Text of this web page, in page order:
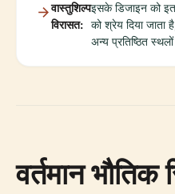
वास्तुशिल्प
विरासत:
इसके डिजाइन को
को श्रेय दिया जाता
अन्य प्रतिष्ठित
वर्तमान